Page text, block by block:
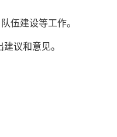
伍建设等工作。
议和意见。